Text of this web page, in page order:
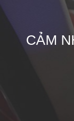
CẢM